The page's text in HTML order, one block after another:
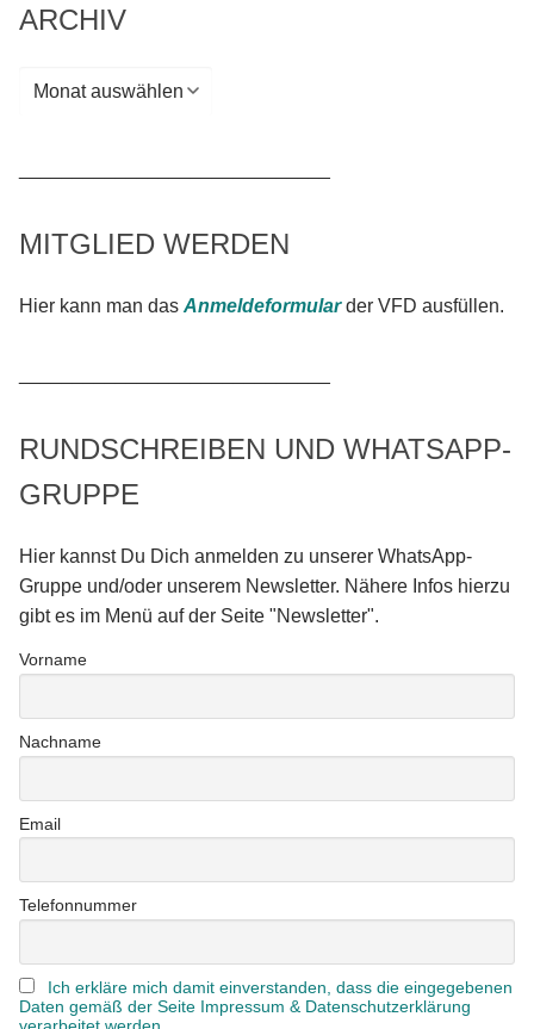
ARCHIV
Archiv
MITGLIED WERDEN
Hier kann man das Anmeldeformularder VFD ausfüllen.
RUNDSCHREIBEN UND WHATSAPP-
GRUPPE
Hier kannst Du Dich anmelden zu unserer WhatsApp-
Gruppe und/oder unserem Newsletter. Nähere Infos hierzu
gibt es im Menü auf der Seite "Newsletter".
Vorname
Nachname
Email
Telefonnummer
Ich erkläre mich damit einverstanden, dass die eingegebenen
Daten gemäß der Seite Impressum & Datenschutzerklärung